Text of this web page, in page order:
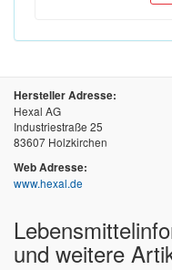
Hersteller Adresse:
Hexal AG
Industriestraße 25
83607 Holzkirchen
Web Adresse:
www.hexal.de
und weitere